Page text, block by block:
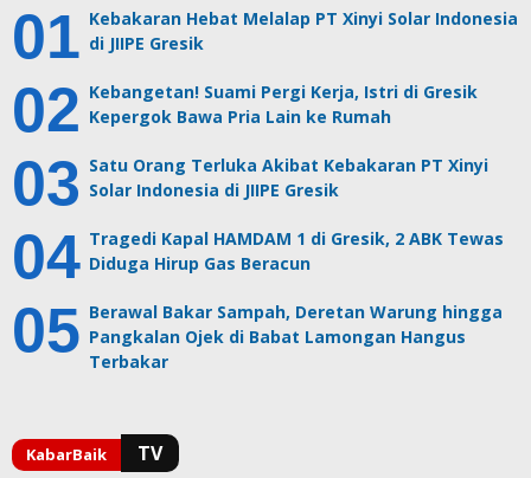
Kebakaran Hebat Melalap PT Xinyi Solar Indonesia
di JIIPE Gresik
Kebangetan! Suami Pergi Kerja, Istri di Gresik
Kepergok Bawa Pria Lain ke Rumah
Satu Orang Terluka Akibat Kebakaran PT Xinyi
Solar Indonesia di JIIPE Gresik
Tragedi Kapal HAMDAM 1 di Gresik, 2 ABK Tewas
Diduga Hirup Gas Beracun
Berawal Bakar Sampah, Deretan Warung hingga
Pangkalan Ojek di Babat Lamongan Hangus
Terbakar